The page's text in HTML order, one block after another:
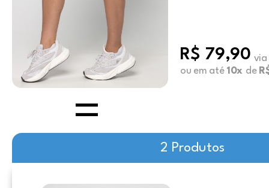
R$ 79,90 via
ou em até 10x de
2 Produtos